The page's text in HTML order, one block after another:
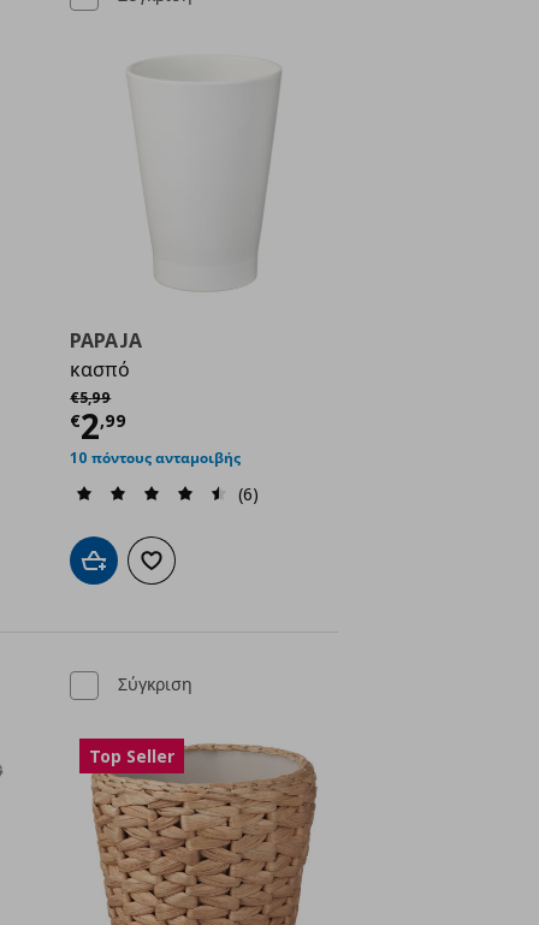
€ 4,99
PAPAJA
κασπό
€5,99
Αρχική τιμή
€2,99
Τρέχουσα τιμή
10 πόντους ανταμοιβής
(6)
Προσθήκη στο καλάθι
Προσθήκη στα αγαπημένα
Σύγκριση
Top Seller